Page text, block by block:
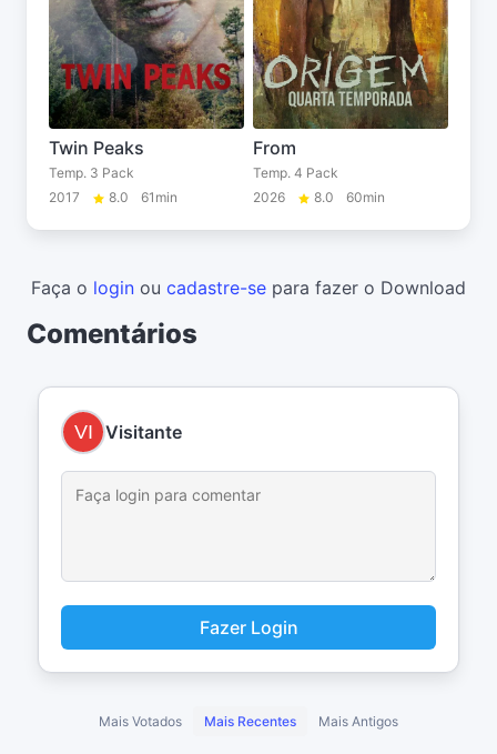
Twin Peaks
Temp. 3 Pack
2017
8.0 61min
From
Temp. 4 Pack
2026
8.0 60min
Faça o login ou cadastre-se para fazer o Download
Comentários
Visitante
Fazer Login
Mais Votados Mais Recentes Mais Antigos